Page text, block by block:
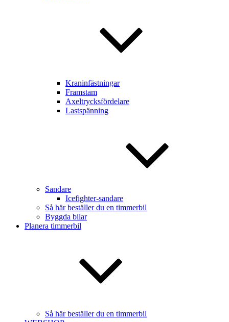
Kraninfästningar
Framstam
Axeltrycksfördelare
Lastspänning
Sandare
Icefighter-sandare
Så här beställer du en timmerbil
Byggda bilar
Planera timmerbil
Så här beställer du en timmerbil